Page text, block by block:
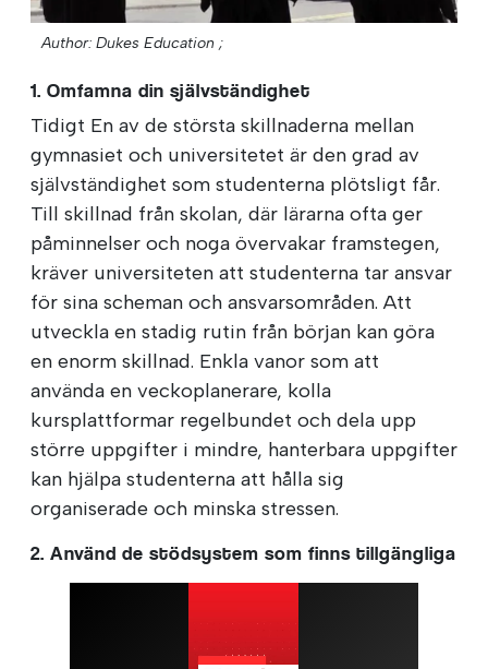
Author: Dukes Education ;
1. Omfamna din självständighet
Tidigt En av de största skillnaderna mellan
gymnasiet och universitetet är den grad av
självständighet som studenterna plötsligt får.
Till skillnad från skolan, där lärarna ofta ger
påminnelser och noga övervakar framstegen,
kräver universiteten att studenterna tar ansvar
för sina scheman och ansvarsområden. Att
utveckla en stadig rutin från början kan göra
en enorm skillnad. Enkla vanor som att
använda en veckoplanerare, kolla
kursplattformar regelbundet och dela upp
större uppgifter i mindre, hanterbara uppgifter
kan hjälpa studenterna att hålla sig
organiserade och minska stressen.
2. Använd de stödsystem som finns tillgängliga